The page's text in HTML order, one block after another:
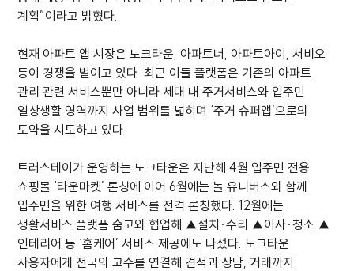
계획”이라고 밝혔다.
현재 아파트 앱 시장은 노크타운, 아파트너, 아파트아이, 서비오
등이 경쟁을 벌이고 있다. 최근 이들 플랫폼은 기존의 아파트
관리 관련 서비스뿐만 아니라 세대 내 주거서비스와 입주민
일상생활 영역까지 사업 범위를 넓히며 ‘주거 슈퍼앱’으로의
도약을 시도하고 있다.
트러스테이가 운영하는 노크타운은 지난해 4월 입주민 전용
쇼핑몰 ‘타운마켓’ 론칭에 이어 6월에는 놀 유니버스와 함께
입주민을 위한 여행 서비스를 전격 론칭했다. 12월에는
생활서비스 플랫폼 숨고와 협업해 ▲설치·수리 ▲이사·청소 ▲
인테리어 등 ‘홈케어’ 서비스 제공에도 나섰다. 노크타운
사용자에게 전국의 고수를 연결해 견적과 상담, 거래까지